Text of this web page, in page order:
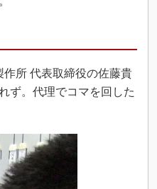
所 代表取締役の佐藤貴
ず。代理でコマを回した